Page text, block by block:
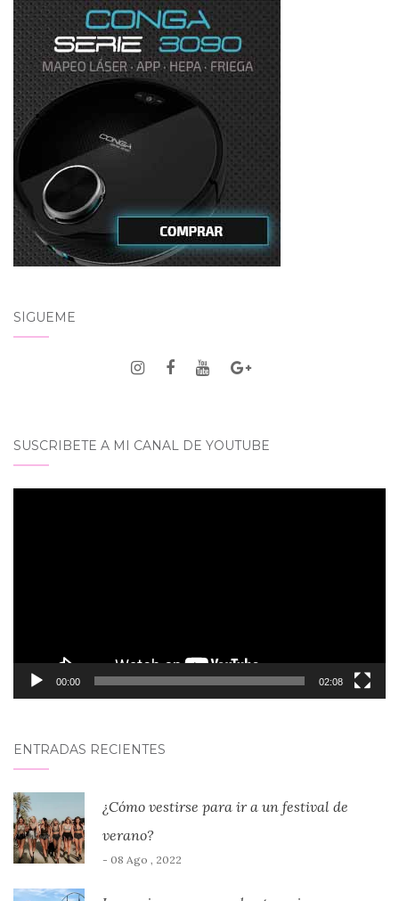
SÍGUEME
SUSCRIBETE A MI CANAL DE YOUTUBE
00:00 02:08
ENTRADAS RECIENTES
¿Cómo vestirse para ir a un festival de
verano?
- 08 Ago , 2022